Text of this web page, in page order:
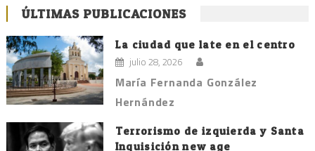
ÚLTIMAS PUBLICACIONES
La ciudad que late en el centro
julio 28, 2026
María Fernanda González
Hernández
Terrorismo de izquierda y Santa
Inquisición new age